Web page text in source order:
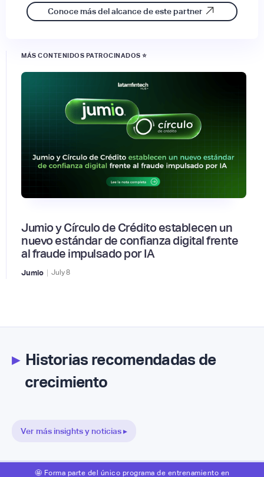
Conoce más del alcance de este partner
MÁS CONTENIDOS PATROCINADOS ⭐
Jumio y Círculo de Crédito establecen un
nuevo estándar de confianza digital frente
al fraude impulsado por IA
Jumio | July8
▸Historias recomendadas de
crecimiento
Ver más insights y noticias ▸
🤩 Forma parte del único programa de entrenamiento en